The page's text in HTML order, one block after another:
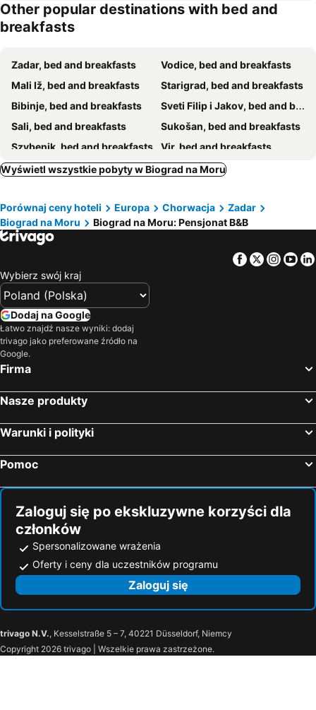
Other popular destinations with bed and
breakfasts
Zadar, bed and breakfasts
Vodice, bed and breakfasts
Mali Iž, bed and breakfasts
Starigrad, bed and breakfasts
Bibinje, bed and breakfasts
Sveti Filip i Jakov, bed and breakfasts
Sali, bed and breakfasts
Sukošan, bed and breakfasts
Szybenik, bed and breakfasts
Vir, bed and breakfasts
Novigrad, bed and breakfasts
Tisno, bed and breakfasts
Tribunj, bed and breakfasts
Murter-Kornati, bed and breakfasts
Privlaka, bed and breakfasts
Vrsi, bed and breakfasts
Skradin, bed and breakfasts
Obrovac, bed and breakfasts
Kaprije, bed and breakfasts
Wyświetl wszystkie pobyty w Biograd na Moru
Porównaj ceny hoteli Europa Chorwacja
Zadar
Biograd na Moru
Biograd na Moru: Pensjonat B&B
Facebook
Twitter
Wybierz swój kraj
Dodaj na Google
Łatwo znajdź nasze wyniki: dodaj
trivago jako preferowane źródło na
Google.
Firma
Nasze produkty
Warunki i polityki
Pomoc
Zaloguj się po ekskluzywne korzyści dla
członków
Spersonalizowane wrażenia
Oferty i ceny dla uczestników programu
Zaloguj się
trivago N.V., Kesselstraße 5 – 7, 40221 Düsseldorf, Niemcy
Copyright 2026 trivago | Wszelkie prawa zastrzeżone.